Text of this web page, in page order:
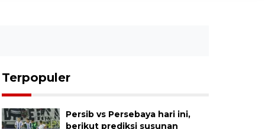
Terpopuler
Persib vs Persebaya hari ini,
berikut prediksi susunan